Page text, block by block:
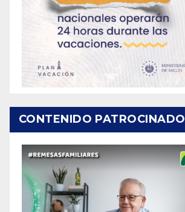
CONTENIDO PATROCINADO